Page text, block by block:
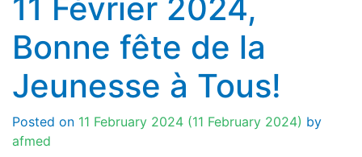
11 Février 2024,
Bonne fête de la
Jeunesse à Tous!
Posted on 11 February 2024 (11 February 2024) by
afmed